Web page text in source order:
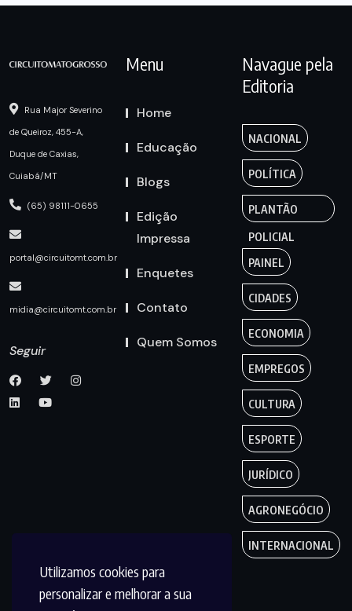
Utilizamos cookies para
personalizar e melhorar a sua
Rua Major Severino
de Queiroz, 455-A,
Duque de Caxias,
Cuiabá/MT
(65) 98111-0655
portal@circuitomt.com.br
midia@circuitomt.com.br
Seguir
Menu
Home
Educação
Blogs
Edição
Impressa
Enquetes
Contato
Quem Somos
Navague pela
Editoria
NACIONAL
POLÍTICA
PLANTÃO
POLICIAL
PAINEL
CIDADES
ECONOMIA
EMPREGOS
CULTURA
ESPORTE
JURÍDICO
AGRONEGÓCIO
INTERNACIONAL